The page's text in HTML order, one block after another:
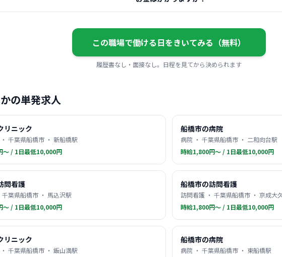
この職場で働ける日をきいてみる（無料）
履歴書なし・面接なし。日程を見てから決められます
の単発求人
リニック
千葉県船橋市 ・ 新船橋駅
〜 / 1日最低10,000円
船橋市の病院
病院 ・ 千葉県船橋市 ・ 二和向台駅
時給1,800円〜 / 1日最低10,000円
問看護
葉県船橋市 ・ 馬込沢駅
〜 / 1日最低10,000円
船橋市の訪問看護
訪問看護 ・ 千葉県船橋市 ・ 京成大
時給1,800円〜 / 1日最低10,000円
リニック
千葉県船橋市 ・ 飯山満駅
船橋市の病院
病院 ・ 千葉県船橋市 ・ 東船橋駅